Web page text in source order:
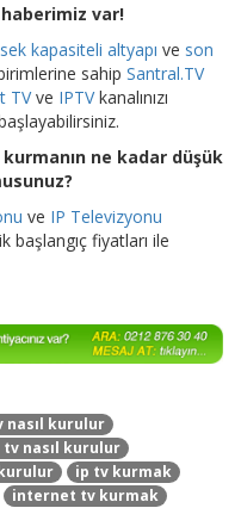
var!
kapasiteli altyapı ve son
sahip Santral.TV
TVve IPTVkanalınızı
ne kadar düşük
ve IP Televizyonu
fiyatları ile
nasıl kurulur
nasıl kurulur
ip tv kurmak
internet tv kurmak